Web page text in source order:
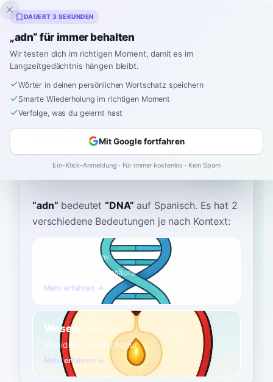
Inklingo
Startseite›Spanisch› Wörterbuch ›adn
adn
ah-day-EN (The stress is on the last
syllable, N) a.ðeˈen
“adn” bedeutet “DNA” auf Spanisch. Es hat 2
verschiedene Bedeutungen je nach Kontext:
Substantiv
Desoxyribonukleinsäure
Mehr erfahren →
WesenC1 Substantiv
Kernidentität oder Natur
Mehr erfahren →
DAUERT 3 SEKUNDEN
„adn“ für immer behalten
Wir testen dich im richtigen Moment, damit es im
Langzeitgedächtnis hängen bleibt.
Wörter in deinen persönlichen Wortschatz speichern
Smarte Wiederholung im richtigen Moment
Verfolge, was du gelernt hast
Mit Google fortfahren
Ein-Klick-Anmeldung · Für immer kostenlos · Kein Spam